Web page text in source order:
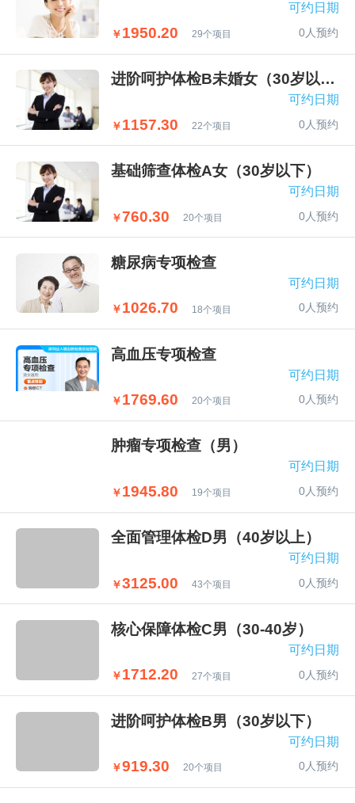
￥1950.20 29个项目 0人预约
可约日期
进阶呵护体检B未婚女（30岁以下）
￥1157.30 22个项目 0人预约
可约日期
基础筛查体检A女（30岁以下）
￥760.30 20个项目 0人预约
可约日期
糖尿病专项检查
￥1026.70 18个项目 0人预约
可约日期
高血压专项检查
￥1769.60 20个项目 0人预约
可约日期
肿瘤专项检查（男）
￥1945.80 19个项目 0人预约
可约日期
全面管理体检D男（40岁以上）
￥3125.00 43个项目 0人预约
可约日期
核心保障体检C男（30-40岁）
￥1712.20 27个项目 0人预约
可约日期
进阶呵护体检B男（30岁以下）
￥919.30 20个项目 0人预约
可约日期